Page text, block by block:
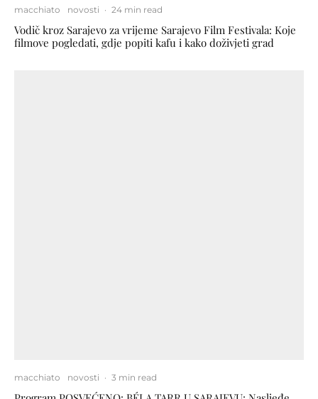
macchiato novosti · 24 min read
Vodič kroz Sarajevo za vrijeme Sarajevo Film Festivala: Koje
filmove pogledati, gdje popiti kafu i kako doživjeti grad
macchiato novosti · 3 min read